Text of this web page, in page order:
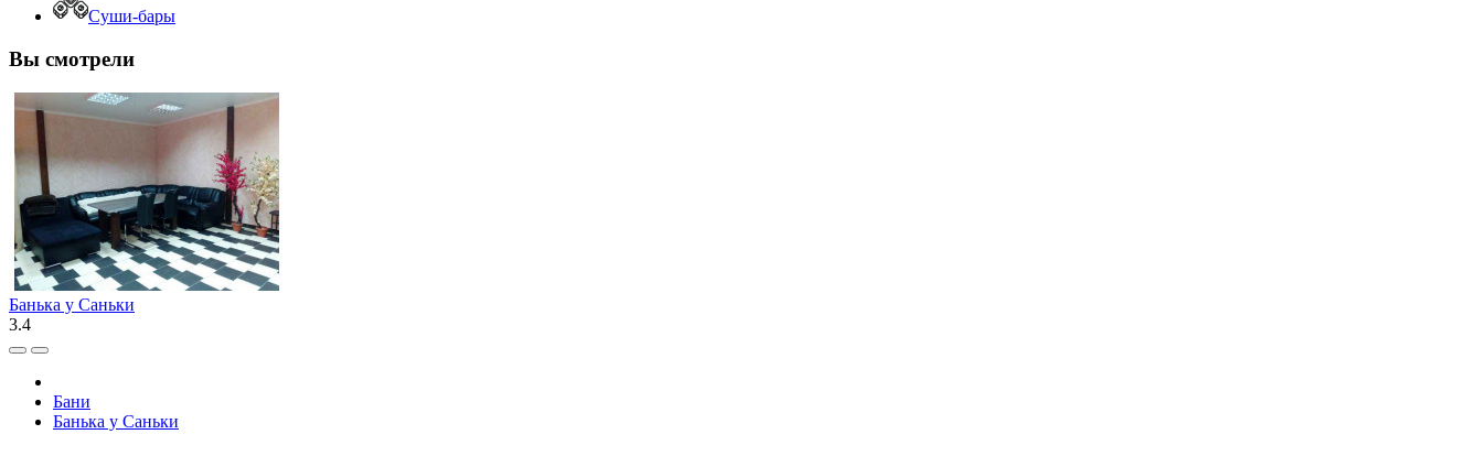
Суши-бары
Вы смотрели
Банька у Саньки
3.4
Бани
Банька у Саньки